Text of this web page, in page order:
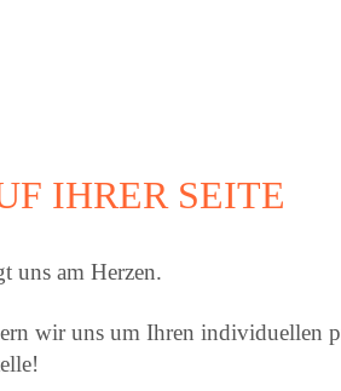
IHRER SEITE
uns am Herzen.
wir uns um Ihren individuellen